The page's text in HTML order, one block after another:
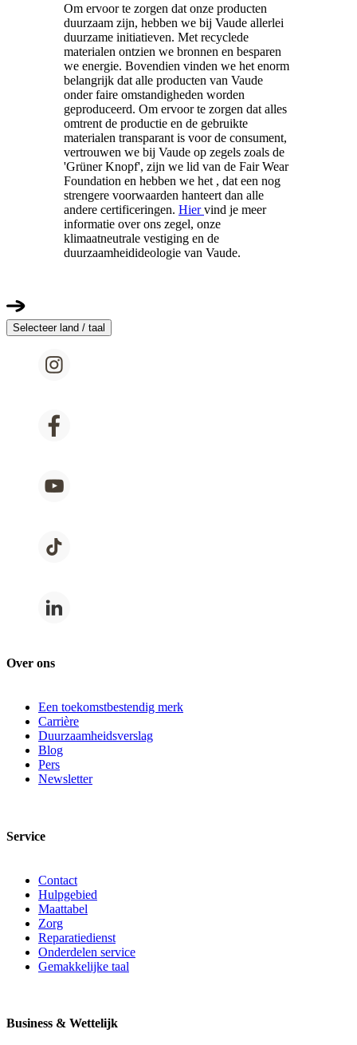
Om ervoor te zorgen dat onze producten
duurzaam zijn, hebben we bij Vaude allerlei
duurzame initiatieven. Met recyclede
materialen ontzien we bronnen en besparen
we energie. Bovendien vinden we het enorm
belangrijk dat alle producten van Vaude
onder faire omstandigheden worden
geproduceerd. Om ervoor te zorgen dat alles
omtrent de productie en de gebruikte
materialen transparant is voor de consument,
vertrouwen we bij Vaude op zegels zoals de
'Grüner Knopf', zijn we lid van de Fair Wear
Foundation en hebben we het , dat een nog
strengere voorwaarden hanteert dan alle
andere certificeringen. Hiervind je meer
informatie over ons zegel, onze
klimaatneutrale vestiging en de
duurzaamheidideologie van Vaude.
Selecteer land / taal
Over ons
Een toekomstbestendig merk
Carrière
Duurzaamheidsverslag
Blog
Pers
Newsletter
Service
Contact
Hulpgebied
Maattabel
Zorg
Reparatiedienst
Onderdelen service
Gemakkelijke taal
Business & Wettelijk